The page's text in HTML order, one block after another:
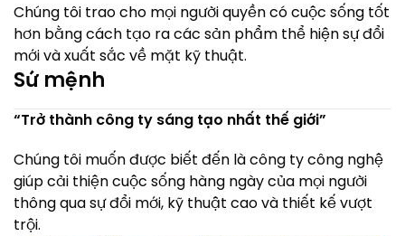
Chúng tôi trao cho mọi người quyền có cuộc sống tốt
hơn bằng cách tạo ra các sản phẩm thể hiện sự đổi
mới và xuất sắc về mặt kỹ thuật.
Sứ mệnh
“Trở thành công ty sáng tạo nhất thế giới”
Chúng tôi muốn được biết đến là công ty công nghệ
giúp cải thiện cuộc sống hàng ngày của mọi người
thông qua sự đổi mới, kỹ thuật cao và thiết kế vượt
trội.